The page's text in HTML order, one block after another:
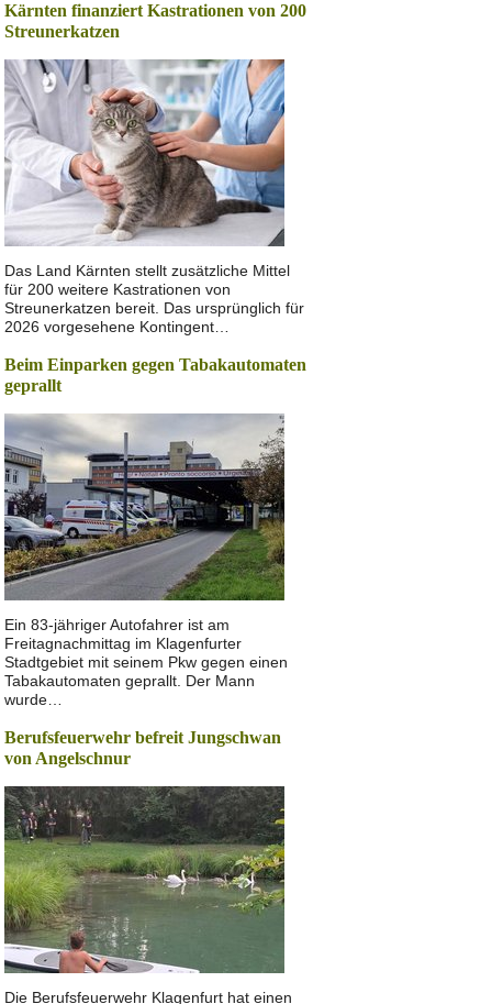
Kärnten finanziert Kastrationen von 200
Streunerkatzen
Das Land Kärnten stellt zusätzliche Mittel
für 200 weitere Kastrationen von
Streunerkatzen bereit. Das ursprünglich für
2026 vorgesehene Kontingent…
Beim Einparken gegen Tabakautomaten
geprallt
Ein 83-jähriger Autofahrer ist am
Freitagnachmittag im Klagenfurter
Stadtgebiet mit seinem Pkw gegen einen
Tabakautomaten geprallt. Der Mann
wurde…
Berufsfeuerwehr befreit Jungschwan
von Angelschnur
Die Berufsfeuerwehr Klagenfurt hat einen